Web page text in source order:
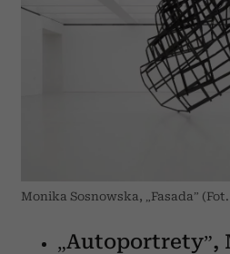
Partnerzy mogą połączyć te
otrzymanymi od Ciebie lub
korzystania z ich usług.
Monika Sosnowska, „Fasada”
„Autoportrety”,